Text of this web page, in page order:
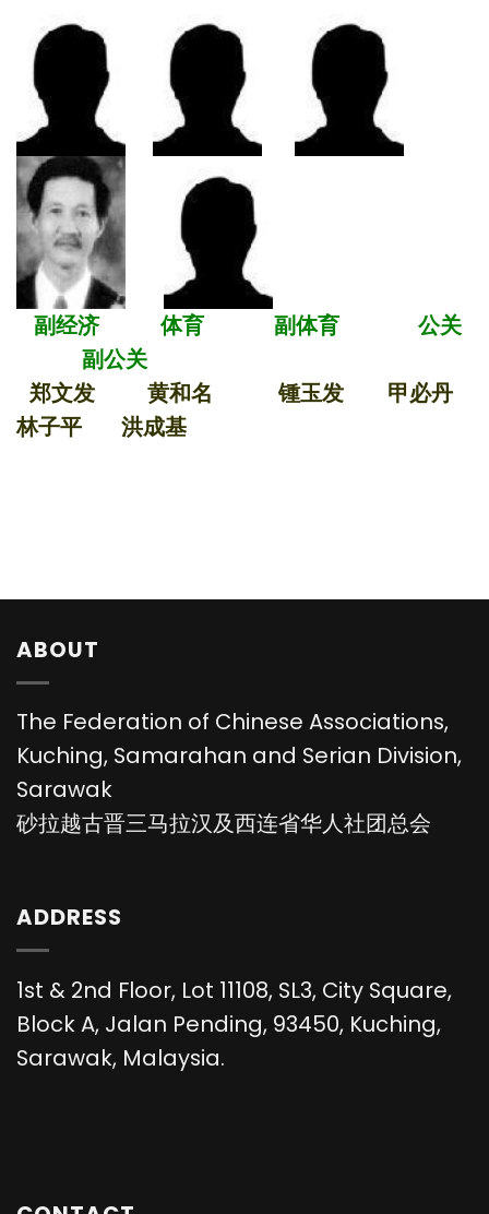
副经济 体育 副体育 公关
副公关
郑文发 黄和名 锺玉发 甲必丹
林子平 洪成基
ABOUT
The Federation of Chinese Associations,
Kuching, Samarahan and Serian Division,
Sarawak
砂拉越古晋三马拉汉及西连省华人社团总会
ADDRESS
1st & 2nd Floor, Lot 11108, SL3, City Square,
Block A, Jalan Pending, 93450, Kuching,
Sarawak, Malaysia.